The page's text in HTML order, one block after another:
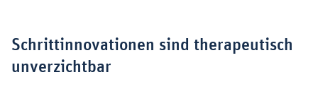
Schrittinnovationen sind therapeutisch
unverzichtbar